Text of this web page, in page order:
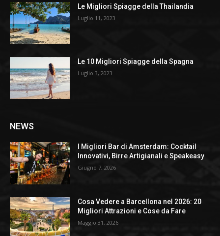
Le Migliori Spiagge della Thailandia
Luglio 11, 2023
Le 10 Migliori Spiagge della Spagna
Luglio 3, 2023
NEWS
I Migliori Bar di Amsterdam: Cocktail
Innovativi, Birre Artigianali e Speakeasy
Giugno 7, 2026
Cosa Vedere a Barcellona nel 2026: 20
Migliori Attrazioni e Cose da Fare
Maggio 31, 2026